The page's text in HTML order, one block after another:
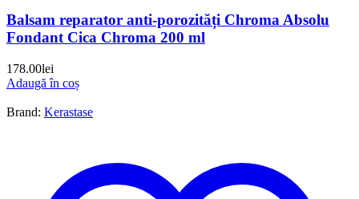
Balsam reparator anti-porozități Chroma Absolu
Fondant Cica Chroma 200 ml
178.00lei
Adaugă în coș
Brand: Kerastase